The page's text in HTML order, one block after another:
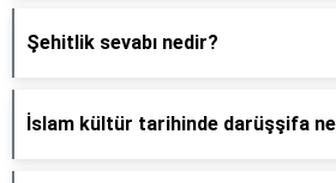
Şehitlik sevabı nedir?
İslam kültür tarihinde darüşşifa